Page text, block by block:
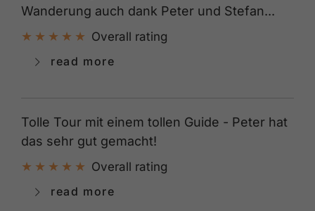
Wanderung auch dank Peter und Stefan...
Overall rating
read more
Tolle Tour mit einem tollen Guide - Peter hat
das sehr gut gemacht!
Overall rating
read more